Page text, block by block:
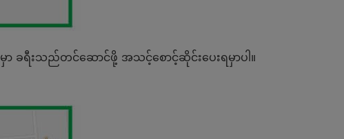
မှာ ခရီးသည်တင်ဆောင်ဖို့ အသင့်စောင့်ဆိုင်းပေးရမှာပါ။